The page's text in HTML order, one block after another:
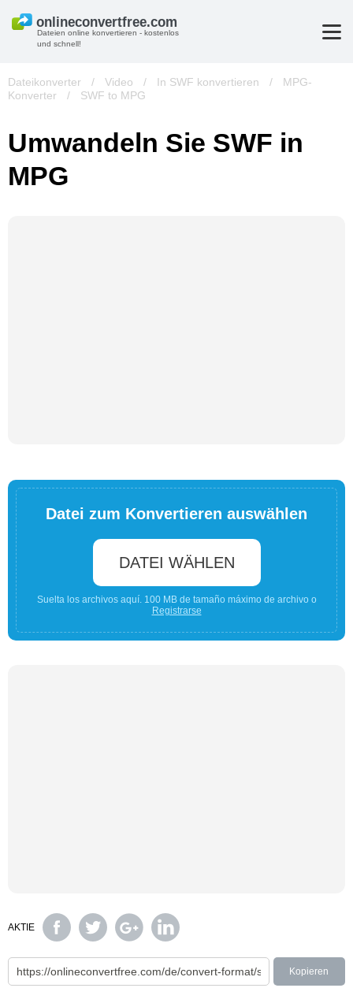
Dateien online konvertieren - kostenlos
und schnell!
Dateikonverter / Video / In SWF konvertieren /
MPG-
Konverter
/ SWF to MPG
Umwandeln Sie SWF in
MPG
Datei zum Konvertieren auswählen
DATEI WÄHLEN
Suelta los archivos aquí. 100 MB de tamaño máximo de archivo o
Registrarse
AKTIE
Kopieren